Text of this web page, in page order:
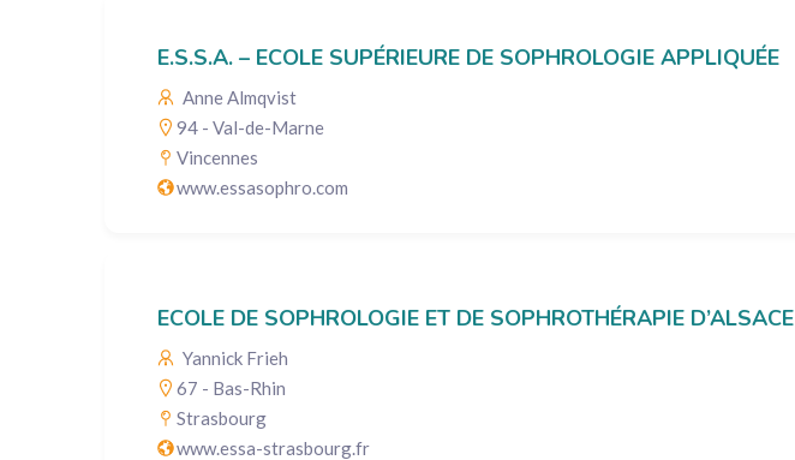
E.S.S.A. – ECOLE SUPÉRIEURE DE SOPHROLOGIE APPLIQUÉE
Anne Almqvist
94 - Val-de-Marne
Vincennes
www.essasophro.com
ECOLE DE SOPHROLOGIE ET DE SOPHROTHÉRAPIE D’ALSACE
Yannick Frieh
67 - Bas-Rhin
Strasbourg
www.essa-strasbourg.fr